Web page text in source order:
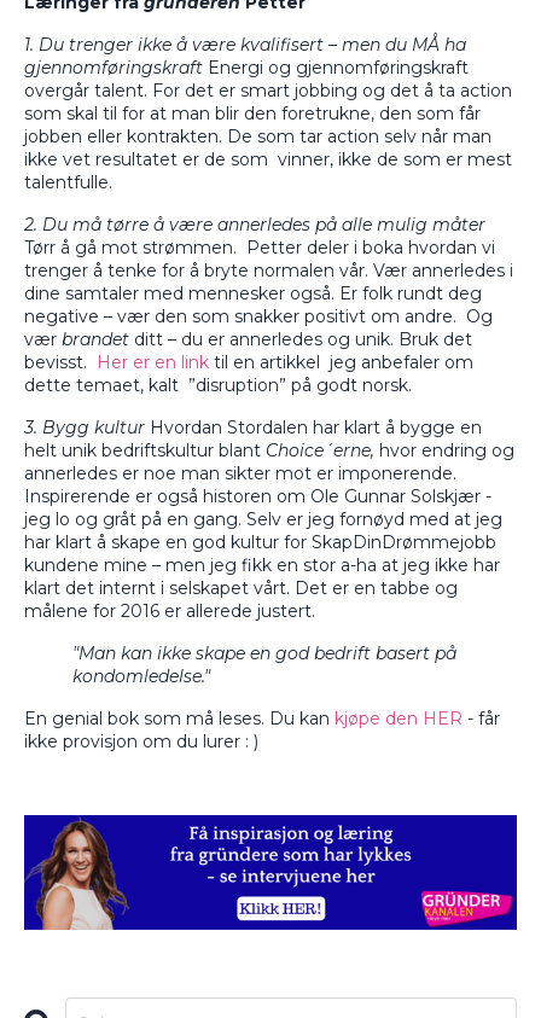
1. Du trenger ikke å være kvalifisert – men du MÅ ha
gjennomføringskraft Energi og gjennomføringskraft
overgår talent. For det er smart jobbing og det å ta action
som skal til for at man blir den foretrukne, den som får
jobben eller kontrakten. De som tar action selv når man
ikke vet resultatet er de som vinner, ikke de som er mest
talentfulle.
2. Du må tørre å være annerledes på alle mulig måter
Tørr å gå mot strømmen.
Petter deler i boka hvordan vi
trenger å tenke for å bryte normalen vår. Vær annerledes i
dine samtaler med mennesker også. Er folk rundt deg
negative – vær den som snakker positivt om andre. Og
vær brandet ditt – du er annerledes og unik. Bruk det
bevisst.
Her er en link til en artikkel jeg anbefaler om
dette temaet, kalt ”disruption” på godt norsk.
3. Bygg kultur Hvordan Stordalen har klart å bygge en
helt unik bedriftskultur blant Choice´erne, hvor endring og
annerledes er noe man sikter mot er imponerende.
Inspirerende er også historen om Ole Gunnar Solskjær -
jeg lo og gråt på en gang. Selv er jeg fornøyd med at jeg
har klart å skape en god kultur for SkapDinDrømmejobb
kundene mine – men jeg fikk en stor a-ha at jeg ikke har
klart det internt i selskapet vårt. Det er en tabbe og
målene for 2016 er allerede justert.
"Man kan ikke skape en god bedrift basert på
kondomledelse."
En genial bok som må leses. Du kan kjøpe den HER - får
ikke provisjon om du lurer : )